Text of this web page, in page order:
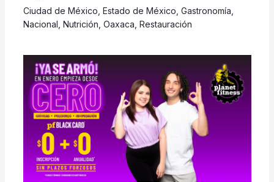
Ciudad de México Estado de México Gastronomía
Nacional Nutrición Oaxaca Restauración